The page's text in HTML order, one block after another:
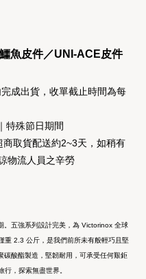
魚皮件／UNI-ACE皮件
成出貨， 收單截止時間為每
特殊節日期間
取貨配送約2~3天，如稍有
物流人員之辛勞
五強系列設計完美， 為 Victorinox 全球
重 2.3 公斤，是我們前所未有般輕巧且堅
碳酸酯製造，堅韌耐用，可承受任何艱鉅
，探索無盡世界。